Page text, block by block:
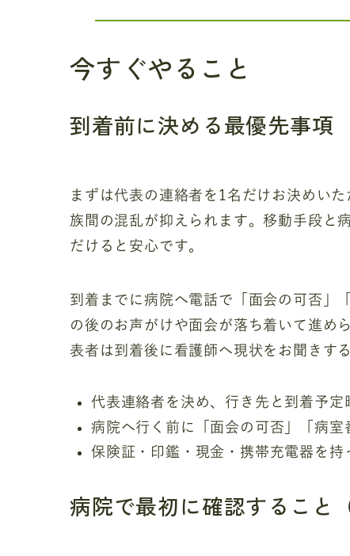
今すぐやること
到着前に決める最優先事項
まずは代表の連絡者を1名だけお決めい
族間の混乱が抑えられます。移動手段と
だけると安心です。
到着までに病院へ電話で「面会の可否」
の後のお声がけや面会が落ち着いて進め
表者は到着後に看護師へ現状をお聞きす
代表連絡者を決め、行き先と到着予定
病院へ行く前に「面会の可否」「病
保険証・印鑑・現金・携帯充電器を持
病院で最初に確認すること